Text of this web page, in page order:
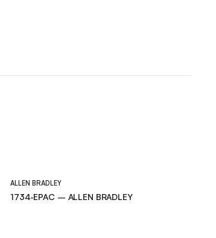
ALLEN BRADLEY
1734-EPAC – ALLEN BRADLEY